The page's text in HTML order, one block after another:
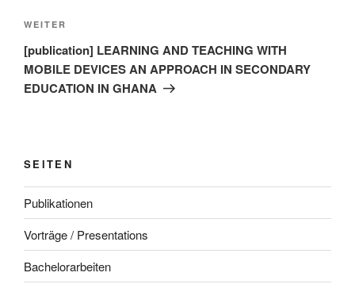
Nächster
Beitrag
WEITER
[publication] LEARNING AND TEACHING WITH
MOBILE DEVICES AN APPROACH IN SECONDARY
EDUCATION IN GHANA
SEITEN
Publikationen
Vorträge / Presentations
Bachelorarbeiten